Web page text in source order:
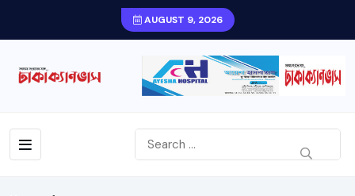
AUGUST 9, 2026